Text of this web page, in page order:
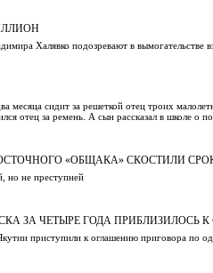
Халявко подозревают в вымогательстве
месяца сидит за решеткой отец троих
отец за ремень. А сын рассказал в школе о
«ОБЩАКА» СКОСТИЛИ
но не преступней
ЗА ЧЕТЫРЕ ГОДА ПРИБЛИЗИЛОСЬ
приступили к оглашению приговора по